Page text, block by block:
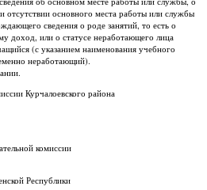
отсутствии основного места работы или службы
сведения о роде занятий, то есть о
доход, или о статусе неработающего лица
(с указанием наименования учебного
неработающий).
Курчалоевского района
комиссии
Республики